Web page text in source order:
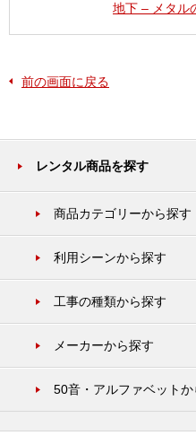
地下 – メタル
前の画面に戻る
レンタル商品を探す
商品カテゴリーから探す
利用シーンから探す
工事の種類から探す
メーカーから探す
50音・アルファベットか